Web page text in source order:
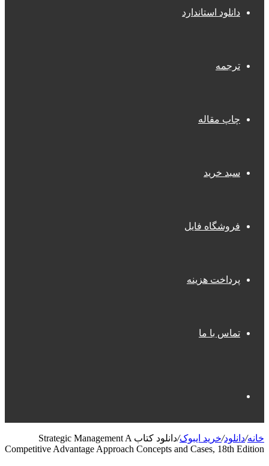
دانلود استاندارد
ترجمه
چاپ مقاله
سبد خرید
فروشگاه فایل
پرداخت هزینه
تماس با ما
برای
خانه/دانلود/خرید ایبوک/
دانلود کتاب Strategic Management A
Competitive Advantage Approach Concepts and Cases, 18th Edition